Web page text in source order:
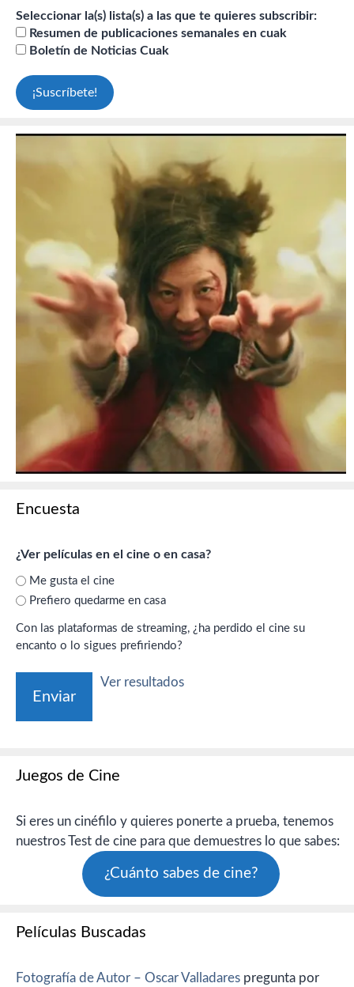
Seleccionar la(s) lista(s) a las que te quieres subscribir:
Resumen de publicaciones semanales en cuak
Boletín de Noticias Cuak
Encuesta
¿Ver películas en el cine o en casa?
Me gusta el cine
Prefiero quedarme en casa
Con las plataformas de streaming, ¿ha perdido el cine su
encanto o lo sigues prefiriendo?
Ver resultados
Juegos de Cine
Si eres un cinéfilo y quieres ponerte a prueba, tenemos
nuestros Test de cine para que demuestres lo que sabes:
¿Cuánto sabes de cine?
Películas Buscadas
Fotografía de Autor – Oscar Valladares pregunta por